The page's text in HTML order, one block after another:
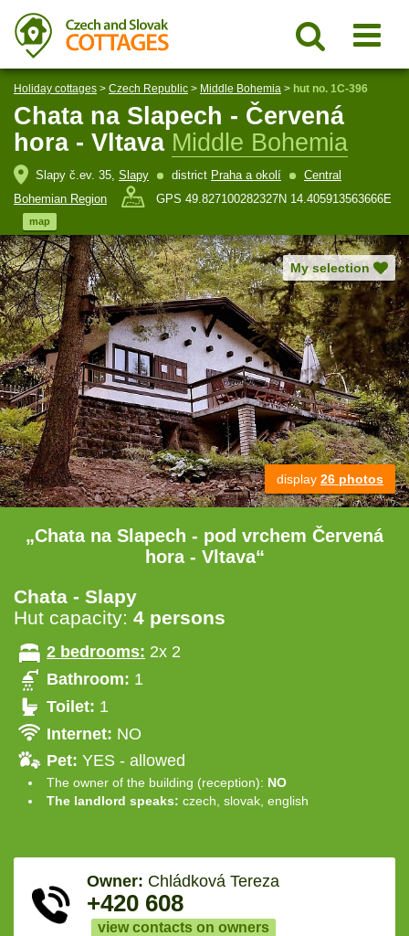
Holiday cottages > Czech Republic > Middle Bohemia > hut no. 1C-396
Chata na Slapech - Červená
hora - Vltava Middle Bohemia
Slapy č.ev. 35, Slapy district Praha a okolí
Central
Bohemian Region
GPS 49.827100282327N 14.405913563666E
map
My selection
display 26 photos
„Chata na Slapech - pod vrchem Červená
hora - Vltava“
Chata - Slapy
Hut capacity: 4 persons
2 bedrooms: 2x 2
Bathroom: 1
Toilet: 1
Internet: NO
Pet: YES - allowed
The owner of the building (reception): NO
The landlord speaks: czech, slovak, english
Owner: Chládková Tereza
+420 608
view contacts on owners